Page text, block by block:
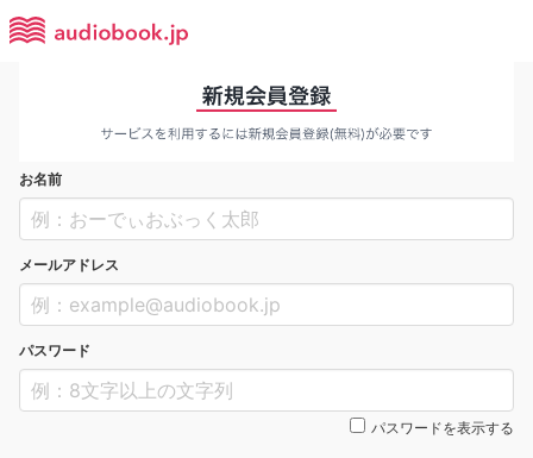
お名前
メールアドレス
パスワード
パスワードを表示する